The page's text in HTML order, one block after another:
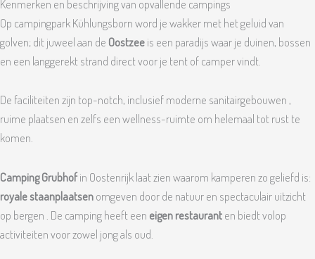
Kenmerken en beschrijving van opvallende campings
Op campingpark Kühlungsborn word je wakker met het geluid van
golven; dit juweel aan de Oostzeeis een paradijs waar je duinen, bossen
en een langgerekt strand direct voor je tent of camper vindt.
De faciliteiten zijn top-notch, inclusief moderne sanitairgebouwen ,
ruime plaatsen en zelfs een wellness-ruimte om helemaal tot rust te
komen.
Camping Grubhofin Oostenrijk laat zien waarom kamperen zo geliefd is:
royale staanplaatsenomgeven door de natuur en spectaculair uitzicht
op bergen . De camping heeft een eigen restauranten biedt volop
activiteiten voor zowel jong als oud.